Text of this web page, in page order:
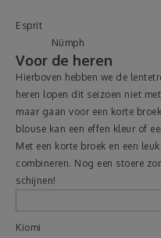
Nümph
Voor de heren
Hierboven hebben we de
heren lopen dit seizoen niet
maar gaan voor een korte
blouse kan een effen kleur of
Met een korte broek en een
combineren. Nog een stoere
schijnen!
Kiomi